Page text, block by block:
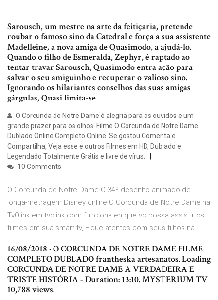
Sarousch, um mestre na arte da feitiçaria, pretende
roubar o famoso sino da Catedral e força a sua assistente
Madelleine, a nova amiga de Quasimodo, a ajudá-lo.
Quando o filho de Esmeralda, Zephyr, é raptado ao
tentar travar Sarousch, Quasimodo entra ação para
salvar o seu amiguinho e recuperar o valioso sino.
Ignorando os hilariantes conselhos das suas amigas
gárgulas, Quasi limita-se
O Corcunda de Notre Dame é alegria para os ouvidos e um
grande prazer para os olhos. Filme O Corcunda de Notre Dame
Dublado Online Completo Online. Se gostou Comenta e
Compartilha, Veja esse e outros Filmes em HD, Dublado e
Legendado Totalmente Grátis e livre de vírus.
10 Comments
O Corcunda de Notre Dame O 34º desenho animado de
longa-metragem Disney online O Corcunda de Notre Dame na
TvOlink em tvolink.com funciona en que vc possa assistir os
filmes em sua smart-tv, Fique atentos com seus filhos na
16/08/2018 · O CORCUNDA DE NOTRE DAME FILME
COMPLETO DUBLADO frantheska artesanatos. Loading
CORCUNDA DE NOTRE DAME A VERDADEIRA E
TRISTE HISTÓRIA - Duration: 13:10. MYSTERIUM TV
10,788 views.